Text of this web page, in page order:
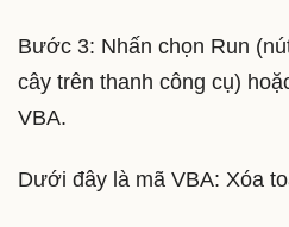
Bước 3: Nhấn chọn Run
cây trên thanh công cụ)
VBA.
Dưới đây là mã VBA: Xóa